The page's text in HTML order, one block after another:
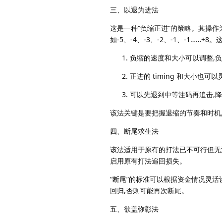
三、以退为进法
这是一种“负缩正进”的策略。其操
如-5、-4、-3、-2、-1、-1……+8。
负缩的速度和大小可以调整,
正进的 timing 和大小也可以
可以先退到中等注码再追击,
该法关键是要把握退缩的节奏和时
四、断尾求生法
该法适用于原有的打法已不可行但
启用原有打法追回损失。
“断尾”的标准可以根据资金情况灵
回归,否则可能再次断尾。
五、欲盖弥彰法